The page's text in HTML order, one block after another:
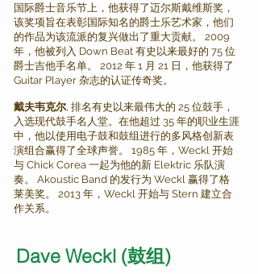
国际爵士音乐节上，他获得了迈尔斯戴维斯奖，
该奖项旨在表彰国际知名的爵士乐艺术家，他们
的作品为该流派的复兴做出了重大贡献。 2009
年，他被列入 Down Beat 有史以来最好的 75 位
爵士吉他手名单。 2012 年 1 月 21 日，他获得了
Guitar Player 杂志的认证传奇奖。
戴夫韦克尔, 排名有史以来最伟大的 25 位鼓手，
入选现代鼓手名人堂。在他超过 35 年的职业生涯
中，他以使用电子鼓和鼓组进行的多风格创新表
演组合赢得了全球声誉。 1985 年，Weckl 开始
与 Chick Corea 一起为他的新 Elektric 乐队演
奏。 Akoustic Band 的发行为 Weckl 赢得了格
莱美奖。 2013 年，Weckl 开始与 Stern 建立合
作关系。
Dave Weckl (鼓组)